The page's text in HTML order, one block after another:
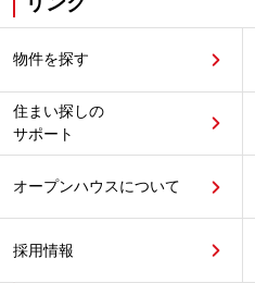
物件を探す
住まい探しの
サポート
オープンハウスについて
採用情報